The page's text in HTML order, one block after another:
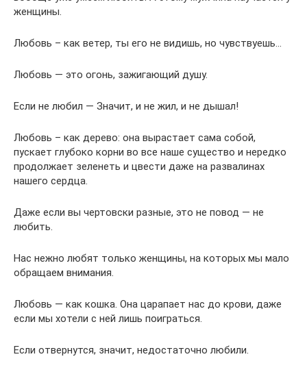
женщины.
Любовь – как ветер, ты его не видишь, но чувствуешь…
Любовь — это огонь, зажигающий душу.
Если не любил — Значит, и не жил, и не дышал!
Любовь – как дерево: она вырастает сама собой,
пускает глубоко корни во все наше существо и нередко
продолжает зеленеть и цвести даже на развалинах
нашего сердца.
Даже если вы чертовски разные, это не повод — не
любить.
Нас нежно любят только женщины, на которых мы мало
обращаем внимания.
Любовь — как кошка. Она царапает нас до крови, даже
если мы хотели с ней лишь поиграться.
Если отвернутся, значит, недостаточно любили.